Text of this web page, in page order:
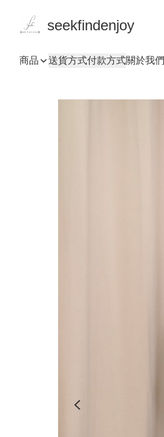
seekfindenjoy
商品 送貨方式付款方式關於我們